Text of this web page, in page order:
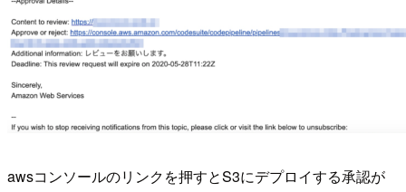
awsコンソールのリンクを押すとS3にデプロイする承認が